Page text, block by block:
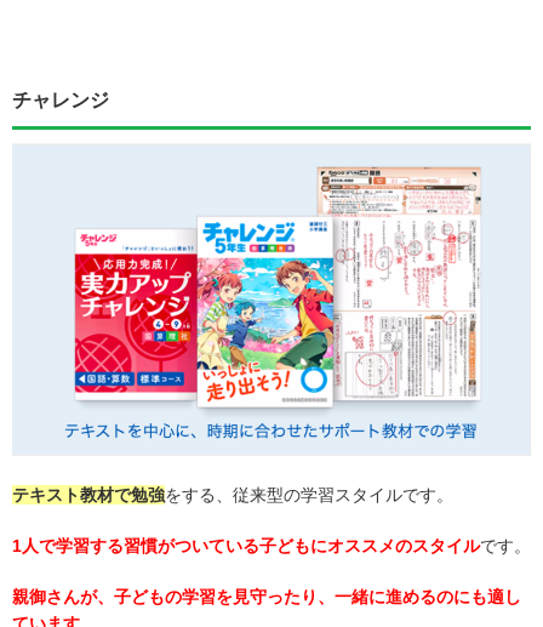
チャレンジ
テキスト教材で勉強をする、従来型の学習スタイルです。
1人で学習する習慣がついている子どもにオススメのスタイルです。
親御さんが、子どもの学習を見守ったり、一緒に進めるのにも適し
ています